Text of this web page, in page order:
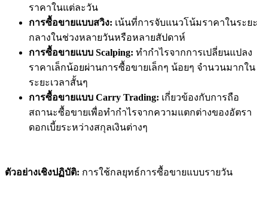
ราคาในแต่ละวัน
การซื้อขายแบบสวิง: เน้นที่การจับแนวโน้มราคาในระยะ
กลางในช่วงหลายวันหรือหลายสัปดาห์
การซื้อขายแบบ Scalping: ทำกำไรจากการเปลี่ยนแปลง
ราคาเล็กน้อยผ่านการซื้อขายเล็กๆ น้อยๆ จำนวนมากใน
ระยะเวลาสั้นๆ
การซื้อขายแบบ Carry Trading: เกี่ยวข้องกับการถือ
สถานะซื้อขายเพื่อทำกำไรจากความแตกต่างของอัตรา
ดอกเบี้ยระหว่างสกุลเงินต่างๆ
ตัวอย่างเชิงปฏิบัติ: การใช้กลยุทธ์การซื้อขายแบบรายวัน